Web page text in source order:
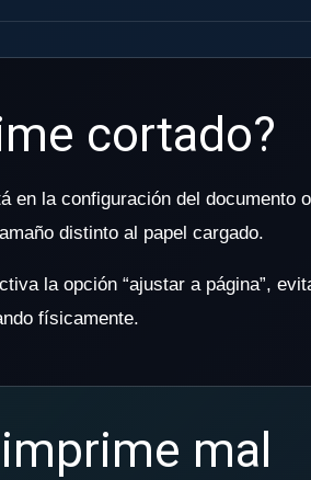
cortado?
la configuración del
distinto al papel cargado.
la opción “ajustar a página”,
físicamente.
mal